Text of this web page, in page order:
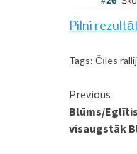
Pilni
Tags: Čīles
Previous
Blūms/
visaugstāk